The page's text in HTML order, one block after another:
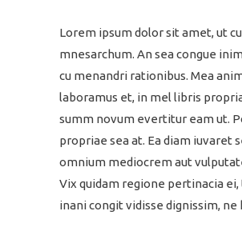
Lorem ipsum dolor sit amet, ut
mnesarchum. An sea congue
cu menandri rationibus. Mea
laboramus et, in mel libris
summ novum evertitur eam ut.
propriae sea at. Ea diam iuvaret
omnium mediocrem aut
Vix quidam regione pertinacia ei,
inani congit vidisse dignissim, ne